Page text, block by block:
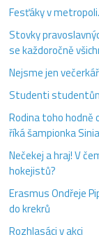
Fesťáky v
Stovky
se každoročně
Nejsme jen
Studenti
Rodina toho
říká šampionka
Nečekej a hraj! V
hokejistů?
Erasmus Ondřeje
do krekrů
Rozhlasáci v akci